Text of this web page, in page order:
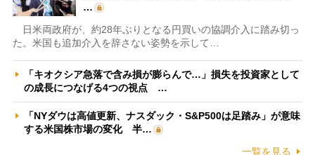
…
日米両政府が、約28年ぶりとなる円買いの協調介入に踏み切っ
た。米国も追加介入を辞さない姿勢を示して…
「キオクシア急落で含み損が膨らんで…」損失を投資家として
の成長につなげる4つの視点 …
「NYダウは高値更新、ナスダック・S&P500は足踏み」が意味
する米国株市場の変化 半…
一覧を見る